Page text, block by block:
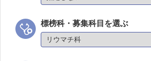
標榜科・募集科目を選ぶ